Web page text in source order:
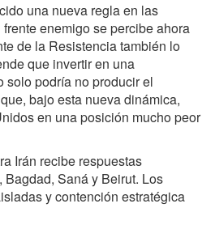
una nueva regla en las
enemigo se percibe ahora
de la Resistencia también lo
que invertir en una
solo podría no producir el
bajo esta nueva dinámica,
en una posición mucho peor
Irán recibe respuestas
Saná y Beirut. Los
y contención estratégica